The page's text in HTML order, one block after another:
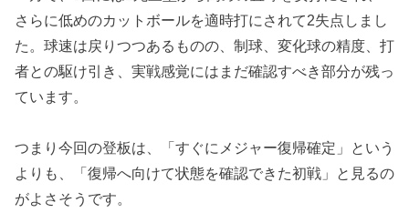
さらに低めのカットボールを適時打にされて2失点しまし
た。球速は戻りつつあるものの、制球、変化球の精度、打
者との駆け引き、実戦感覚にはまだ確認すべき部分が残っ
ています。
つまり今回の登板は、「すぐにメジャー復帰確定」という
よりも、「復帰へ向けて状態を確認できた初戦」と見るの
がよさそうです。